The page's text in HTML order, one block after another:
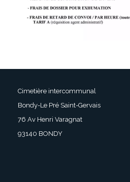
Cimetière intercommunal
Bondy-Le Pré Saint-Gervais
76 Av Henri Varagnat
93140 BONDY